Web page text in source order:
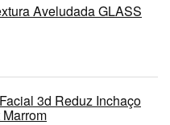
Aveludada GLASS
3d Reduz Inchaço